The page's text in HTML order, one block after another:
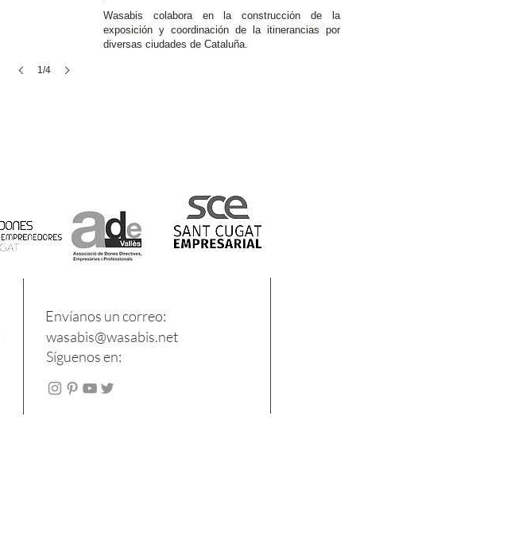
1/4
Wasabis colabora en la construcción de la
exposición y coordinación de la itinerancias por
diversas ciudades de Cataluña.
Envíanos un correo:
wasabis@wasabis.net
Síguenos en: